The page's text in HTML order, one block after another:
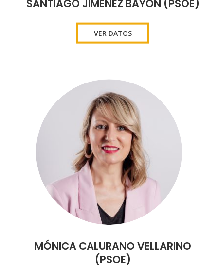
SANTIAGO JIMÉNEZ BAYÓN (PSOE)
VER DATOS
MÓNICA CALURANO VELLARINO
(PSOE)